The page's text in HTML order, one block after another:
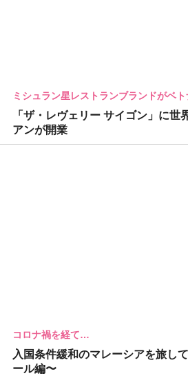
ミシュラン星レストランブランドがベ
「ザ・レヴェリー サイゴン」に世
アンが開業
コロナ禍を経て…
入国条件緩和のマレーシアを旅し
ール編〜